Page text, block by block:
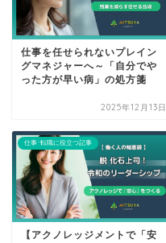
仕事を任せられないプレイン
グマネジャーへ～「自分でや
った方が早い病」の処方箋
2025年12月13日
仕事･転職に役立つ記事
【アクノレッジメントで「安